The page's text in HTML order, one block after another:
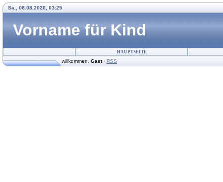
Sa., 08.08.2026, 03:25
Vorname für Kind
HAUPTSEITE
willkommen Gast· RSS